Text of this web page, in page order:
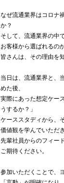
なぜ流通業界はコロナ
か？
そして、流通業界の中
お客様から選ばれるの
皆さんは、その理由を
当日は、流通業界と、
めた後、
実際にあった想定ケー
うするか？」
ケーススタディから、
価値観を学んでいただ
先輩社員からのフィー
ご期待ください。
参加いただくことで、